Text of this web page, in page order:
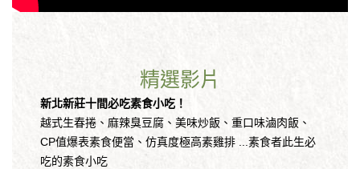
精選影片
新北新莊十間必吃素食小吃！
越式生春捲、麻辣臭豆腐、美味炒飯、重口味滷肉飯、
CP值爆表素食便當、仿真度極高素雞排 ...素食者此生必
吃的素食小吃